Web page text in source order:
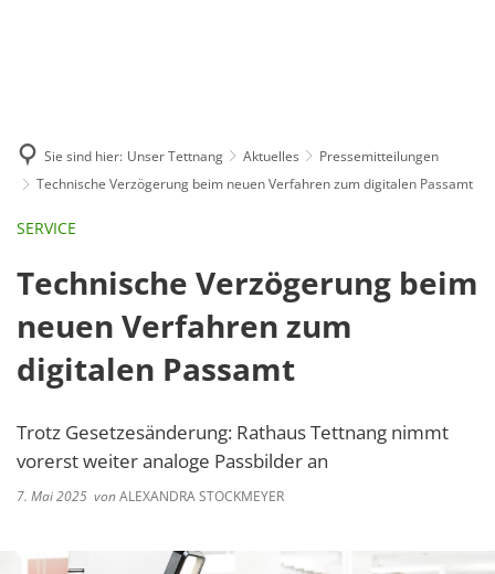
Sie sind hier: Unser Tettnang Aktuelles
Pressemitteilungen
Technische Verzögerung beim neuen Verfahren zum digitalen Passamt
SERVICE
Technische Verzögerung beim
neuen Verfahren zum
digitalen Passamt
Trotz Gesetzesänderung: Rathaus Tettnang nimmt
vorerst weiter analoge Passbilder an
7. Mai 2025 vonALEXANDRA STOCKMEYER